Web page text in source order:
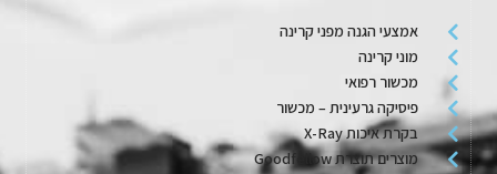
אמצעי הגנה מפני קרינה
מוני קרינה
מכשור רפואי
פיסיקה גרעינית – מכשור
בקרת איכות X-Ray
מוצרים תוצרת Goodfellow